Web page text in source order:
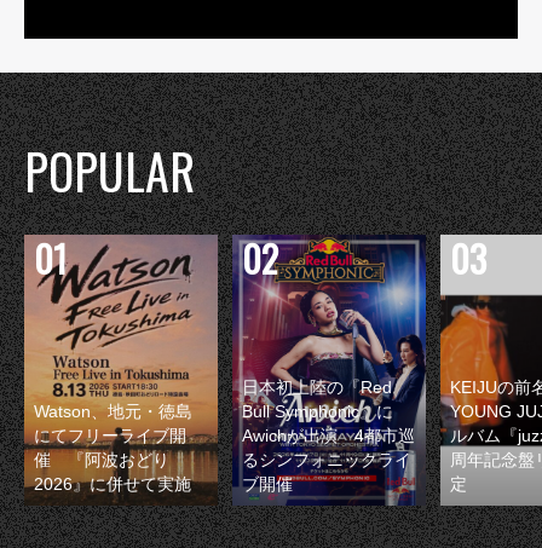
POPULAR
Watson、地元・徳島
にてフリーライブ開
催 『阿波おどり
2026』に併せて実施
日本初上陸の『Red
Bull Symphonic』に
Awichが出演 4都市巡
るシンフォニックライ
ブ開催
KEIJUの前
YOUNG
ルバム『
周年記念盤
定